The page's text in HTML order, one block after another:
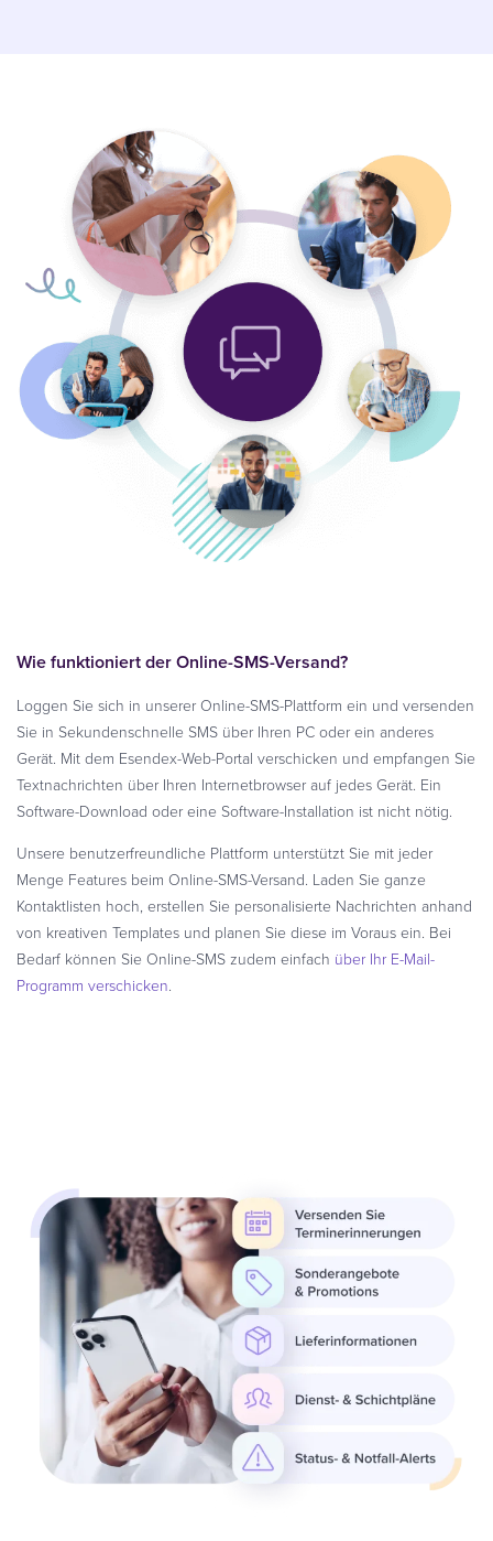
Wie funktioniert der Online-SMS-Versand?
Loggen Sie sich in unserer Online-SMS-Plattform ein und versenden
Sie in Sekundenschnelle SMS über Ihren PC oder ein anderes
Gerät. Mit dem Esendex-Web-Portal verschicken und empfangen Sie
Textnachrichten über Ihren Internetbrowser auf jedes Gerät. Ein
Software-Download oder eine Software-Installation ist nicht nötig.
Unsere benutzerfreundliche Plattform unterstützt Sie mit jeder
Menge Features beim Online-SMS-Versand. Laden Sie ganze
Kontaktlisten hoch, erstellen Sie personalisierte Nachrichten anhand
von kreativen Templates und planen Sie diese im Voraus ein. Bei
Bedarf können Sie Online-SMS zudem einfach über Ihr E-Mail-
Programm verschicken.